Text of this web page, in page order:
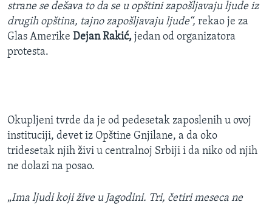
strane se dešava to da se u opštini zapošljavaju ljude iz
drugih opština, tajno zapošljavaju ljude“, rekao je za
Glas Amerike Dejan Rakić, jedan od organizatora
protesta.
Okupljeni tvrde da je od pedesetak zaposlenih u ovoj
instituciji, devet iz Opštine Gnjilane, a da oko
tridesetak njih živi u centralnoj Srbiji i da niko od njih
ne dolazi na posao.
„Ima ljudi koji žive u Jagodini. Tri, četiri meseca ne